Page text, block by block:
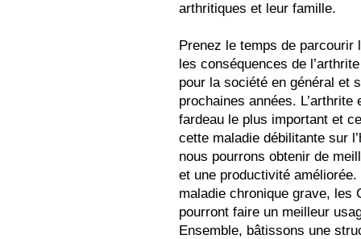
arthritiques et leur famille.
Prenez le temps de parcourir
les conséquences de
pour la société en général et
prochaines années.
fardeau le plus important et
cette maladie débilitante sur
nous pourrons obtenir de
et une productivité
maladie chronique grave, les
pourront faire un meilleur
Ensemble, bâtissons une